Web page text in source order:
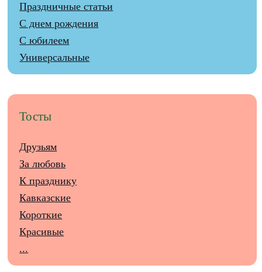
Праздничные статьи
С днем рождения
С юбилеем
Универсальные
Тосты
Друзьям
За любовь
К празднику
Кавказские
Короткие
Красивые
...